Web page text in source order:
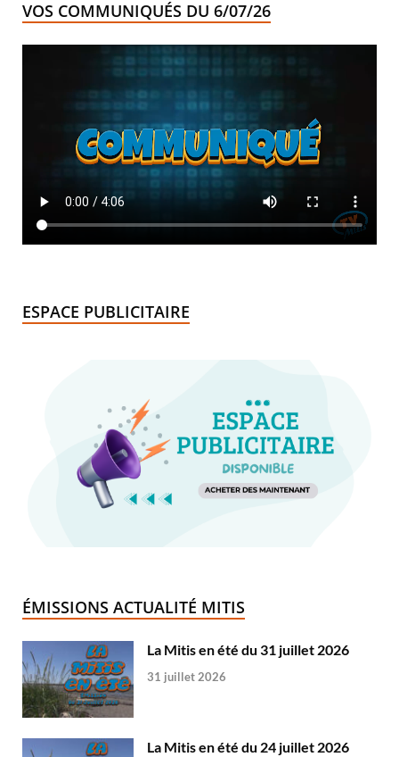
VOS COMMUNIQUÉS DU 6/07/26
ESPACE PUBLICITAIRE
ÉMISSIONS ACTUALITÉ MITIS
La Mitis en été du 31 juillet 2026
31 juillet 2026
La Mitis en été du 24 juillet 2026